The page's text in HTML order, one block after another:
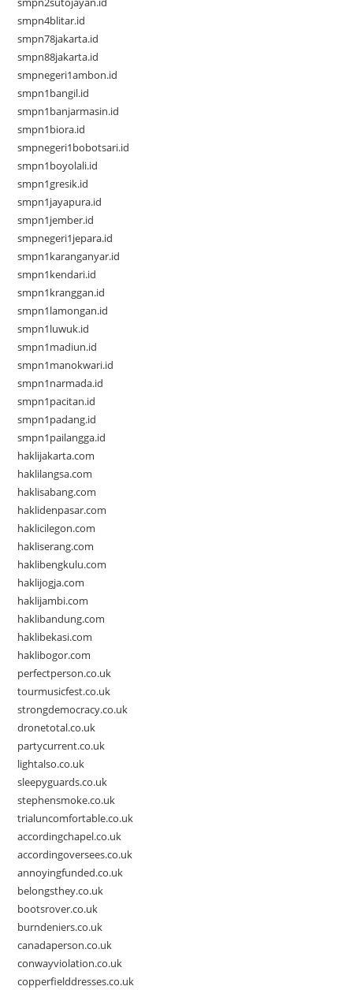
smpn4blitar.id
smpn78jakarta.id
smpn88jakarta.id
smpnegeri1ambon.id
smpn1bangil.id
smpn1banjarmasin.id
smpn1biora.id
smpnegeri1bobotsari.id
smpn1boyolali.id
smpn1gresik.id
smpn1jayapura.id
smpn1jember.id
smpnegeri1jepara.id
smpn1karanganyar.id
smpn1kendari.id
smpn1kranggan.id
smpn1lamongan.id
smpn1luwuk.id
smpn1madiun.id
smpn1manokwari.id
smpn1narmada.id
smpn1pacitan.id
smpn1padang.id
smpn1pailangga.id
haklijakarta.com
haklilangsa.com
haklisabang.com
haklidenpasar.com
haklicilegon.com
hakliserang.com
haklibengkulu.com
haklijogja.com
haklijambi.com
haklibandung.com
haklibekasi.com
haklibogor.com
perfectperson.co.uk
tourmusicfest.co.uk
strongdemocracy.co.uk
dronetotal.co.uk
partycurrent.co.uk
lightalso.co.uk
sleepyguards.co.uk
stephensmoke.co.uk
trialuncomfortable.co.uk
accordingchapel.co.uk
accordingoversees.co.uk
annoyingfunded.co.uk
belongsthey.co.uk
bootsrover.co.uk
burndeniers.co.uk
canadaperson.co.uk
conwayviolation.co.uk
copperfielddresses.co.uk